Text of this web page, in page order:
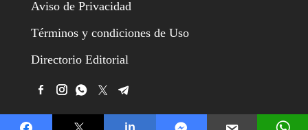
in
Aviso de Privacidad
Términos y condiciones de Uso
Directorio Editorial